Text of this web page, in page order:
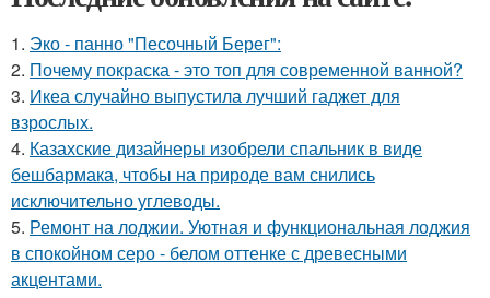
1. Эко - панно "Песочный Берег":
2. Почему покраска - это топ для современной ванной?
3. Икеа случайно выпустила лучший гаджет для
взрослых.
4. Казахские дизайнеры изобрели спальник в виде
бешбармака, чтобы на природе вам снились
исключительно углеводы.
5. Ремонт на лоджии. Уютная и функциональная лоджия
в спокойном серо - белом оттенке с древесными
акцентами.